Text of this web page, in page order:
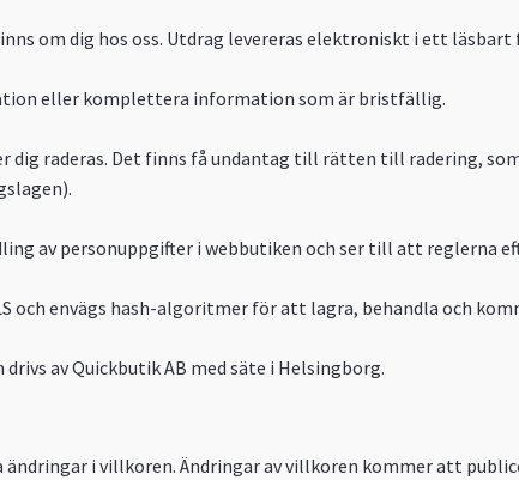
om dig hos oss. Utdrag levereras elektroniskt i ett läsbart
eller komplettera information som är bristfällig.
dig raderas. Det finns få undantag till rätten till radering,
av personuppgifter i webbutiken och ser till att reglerna
och envägs hash-algoritmer för att lagra, behandla och
av Quickbutik AB med säte i Helsingborg.
i villkoren. Ändringar av villkoren kommer att